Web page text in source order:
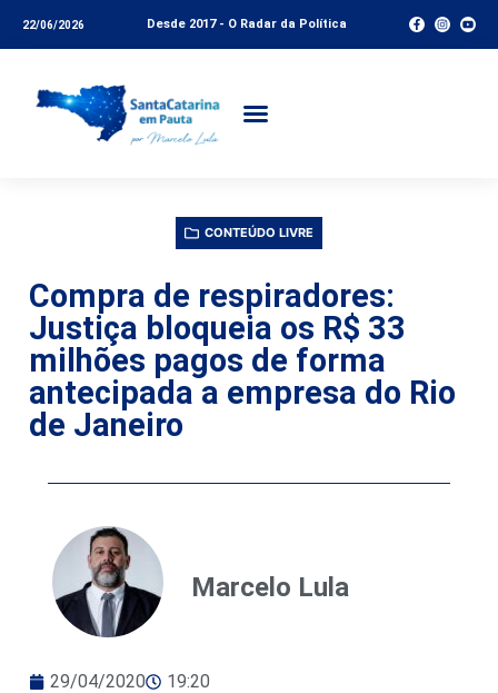
22/06/2026 Desde 2017 - O Radar da Política
CONTEÚDO LIVRE
Compra de respiradores:
Justiça bloqueia os R$ 33
milhões pagos de forma
antecipada a empresa do Rio
de Janeiro
Marcelo Lula
29/04/2020 19:20